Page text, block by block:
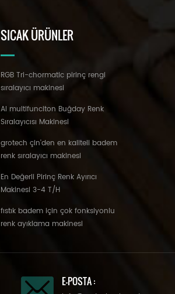
SICAK ÜRÜNLER
RGB Tri-chormatic pirinç rengi
sıralayıcı makinesi
AI multifunciton Buğday Renk
Sıralayıcısı Makinesi
grotech çin'den en kaliteli badem
renk sıralayıcı makinesi
En Değerli Pirinç Renk Ayırıcı
Makinesi 3-4 T/H
fıstık badem için çok fonksiyonlu
renk ayıklama makinesi
E-POSTA :